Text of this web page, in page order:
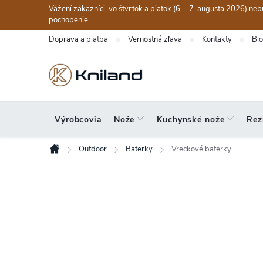
obsah
Vážení zákazníci, vo štvrtok a piatok (6. - 7. augusta 2026)
pochopenie.
Doprava a platba Vernostná zľava Kontakty
Výrobcovia Nože Kuchynské nože
Domov
Outdoor Baterky Vreckové baterky